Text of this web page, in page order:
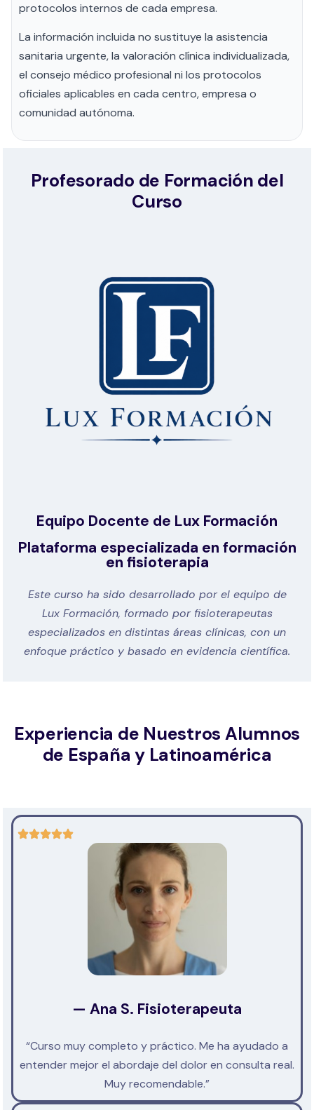
protocolos internos de cada empresa.
La información incluida no sustituye la asistencia
sanitaria urgente, la valoración clínica individualizada,
el consejo médico profesional ni los protocolos
oficiales aplicables en cada centro, empresa o
comunidad autónoma.
Profesorado de Formación del
Curso
Equipo Docente de Lux Formación
Plataforma especializada en formación
en fisioterapia
Este curso ha sido desarrollado por el equipo de
Lux Formación, formado por fisioterapeutas
especializados en distintas áreas clínicas, con un
enfoque práctico y basado en evidencia científica.
Experiencia de Nuestros Alumnos
de España y Latinoamérica
— Ana S. Fisioterapeuta
“Curso muy completo y práctico. Me ha ayudado a
entender mejor el abordaje del dolor en consulta real.
Muy recomendable.”